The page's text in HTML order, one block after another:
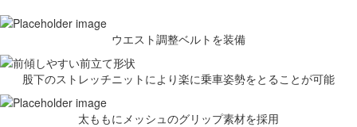
ウエスト調整ベルトを装備
股下のストレッチニットにより楽に乗車姿勢をとることが可能
太ももにメッシュのグリップ素材を採用